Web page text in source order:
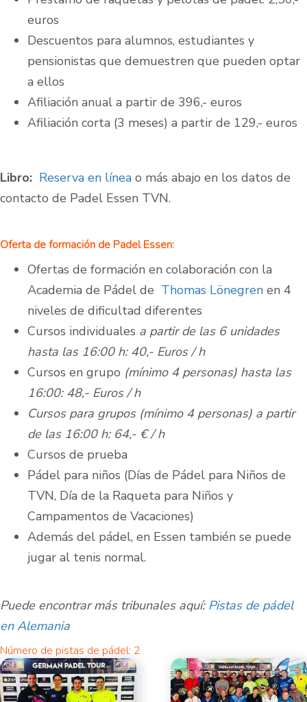
euros
Descuentos para alumnos, estudiantes y
pensionistas que demuestren que pueden optar
a ellos
Afiliación anual a partir de 396,- euros
Afiliación corta (3 meses) a partir de 129,- euros
Libro: Reserva en línea o más abajo en los datos de
contacto de Padel Essen TVN.
Oferta de formación de Padel Essen:
Ofertas de formación en colaboración con la
Academia de Pádel de Thomas Lönegren en 4
niveles de dificultad diferentes
Cursos individuales a partir de las 6 unidades
hasta las 16:00 h: 40,- Euros / h
Cursos en grupo (mínimo 4 personas) hasta las
16:00: 48,- Euros / h
Cursos para grupos (mínimo 4 personas) a partir
de las 16:00 h: 64,- € / h
Cursos de prueba
Pádel para niños (Días de Pádel para Niños de
TVN, Día de la Raqueta para Niños y
Campamentos de Vacaciones)
Además del pádel, en Essen también se puede
jugar al tenis normal.
Puede encontrar más tribunales aquí: Pistas de pádel
en Alemania
Número de pistas de pádel: 2